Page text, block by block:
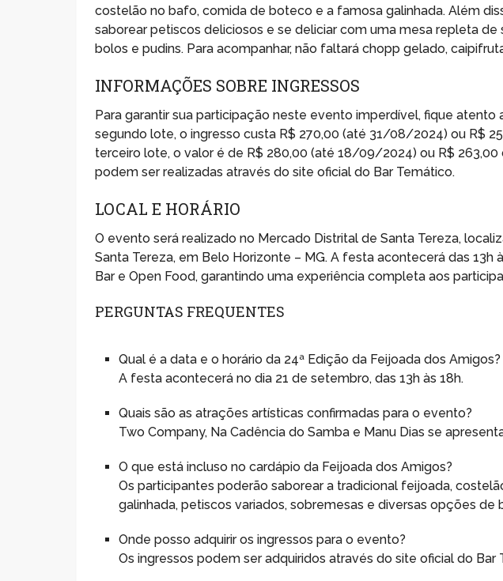
costelão no bafo, comida de boteco e a famosa galinhada. Além
saborear petiscos deliciosos e se deliciar com uma mesa repleta
bolos e pudins. Para acompanhar, não faltará chopp gelado,
INFORMAÇÕES SOBRE INGRESSOS
Para garantir sua participação neste evento imperdível, fique atento
segundo lote, o ingresso custa R$ 270,00 (até 31/08/2024) ou R$
terceiro lote, o valor é de R$ 280,00 (até 18/09/2024) ou R$ 263,00
podem ser realizadas através do site oficial do Bar Temático.
LOCAL E HORÁRIO
O evento será realizado no Mercado Distrital de Santa Tereza,
Santa Tereza, em Belo Horizonte – MG. A festa acontecerá das
Bar e Open Food, garantindo uma experiência completa aos
PERGUNTAS FREQUENTES
Qual é a data e o horário da 24ª Edição da Feijoada dos Amigos?
A festa acontecerá no dia 21 de setembro, das 13h às 18h.
Quais são as atrações artísticas confirmadas para o evento?
Two Company, Na Cadência do Samba e Manu Dias se
O que está incluso no cardápio da Feijoada dos Amigos?
Os participantes poderão saborear a tradicional feijoada,
galinhada, petiscos variados, sobremesas e diversas opções de
Onde posso adquirir os ingressos para o evento?
Os ingressos podem ser adquiridos através do site oficial do Bar